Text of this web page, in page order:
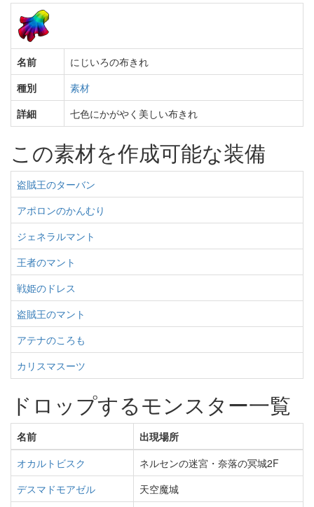
名前
にじいろの布きれ
種別
素材
詳細
七色にかがやく美しい布きれ
この素材を作成可能な装備
盗賊王のターバン
アポロンのかんむり
ジェネラルマント
王者のマント
戦姫のドレス
盗賊王のマント
アテナのころも
カリスマスーツ
ドロップするモンスター一覧
名前
出現場所
オカルトビスク
ネルセンの迷宮・奈落の冥城2F
デスマドモアゼル
天空魔城